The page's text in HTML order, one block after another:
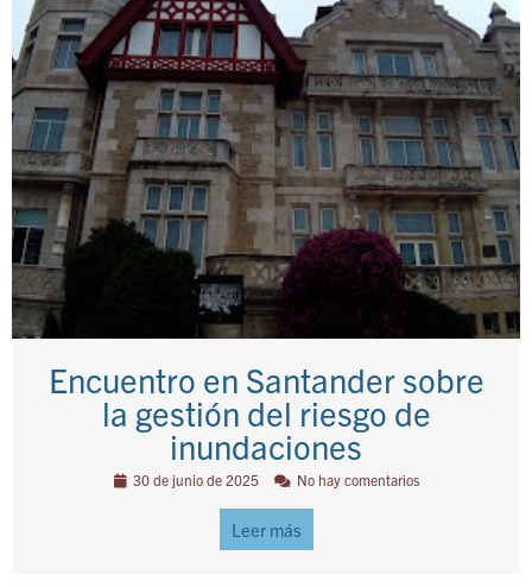
Encuentro en Santander sobre
la gestión del riesgo de
inundaciones
30 de junio de 2025 No hay comentarios
Leer más